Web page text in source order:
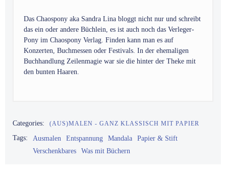
Das Chaospony aka Sandra Lina bloggt nicht nur und schreibt
das ein oder andere Büchlein, es ist auch noch das Verleger-
Pony im Chaospony Verlag. Finden kann man es auf
Konzerten, Buchmessen oder Festivals. In der ehemaligen
Buchhandlung Zeilenmagie war sie die hinter der Theke mit
den bunten Haaren.
Categories: (AUS)MALEN - GANZ KLASSISCH MIT PAPIER
Tags: Ausmalen Entspannung Mandala
Papier & Stift
Verschenkbares
Was mit Büchern